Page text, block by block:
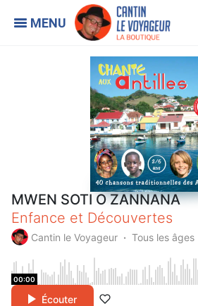
MWEN SOTI O ZANNANA
Enfance et Découvertes
Cantin le Voyageur Tous les âges
00:00
Écouter